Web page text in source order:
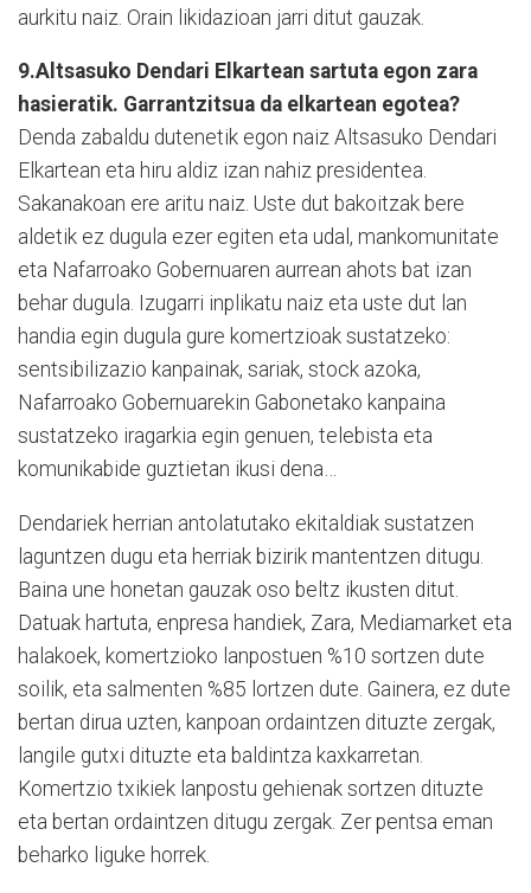
aurkitu naiz. Orain likidazioan jarri ditut gauzak.
9.Altsasuko Dendari Elkartean sartuta egon zara
hasieratik. Garrantzitsua da elkartean egotea?
Denda zabaldu dutenetik egon naiz Altsasuko Dendari
Elkartean eta hiru aldiz izan nahiz presidentea.
Sakanakoan ere aritu naiz. Uste dut bakoitzak bere
aldetik ez dugula ezer egiten eta udal, mankomunitate
eta Nafarroako Gobernuaren aurrean ahots bat izan
behar dugula. Izugarri inplikatu naiz eta uste dut lan
handia egin dugula gure komertzioak sustatzeko:
sentsibilizazio kanpainak, sariak, stock azoka,
Nafarroako Gobernuarekin Gabonetako kanpaina
sustatzeko iragarkia egin genuen, telebista eta
komunikabide guztietan ikusi dena…
Dendariek herrian antolatutako ekitaldiak sustatzen
laguntzen dugu eta herriak bizirik mantentzen ditugu.
Baina une honetan gauzak oso beltz ikusten ditut.
Datuak hartuta, enpresa handiek, Zara, Mediamarket eta
halakoek, komertzioko lanpostuen %10 sortzen dute
soilik, eta salmenten %85 lortzen dute. Gainera, ez dute
bertan dirua uzten, kanpoan ordaintzen dituzte zergak,
langile gutxi dituzte eta baldintza kaxkarretan.
Komertzio txikiek lanpostu gehienak sortzen dituzte
eta bertan ordaintzen ditugu zergak. Zer pentsa eman
beharko liguke horrek.